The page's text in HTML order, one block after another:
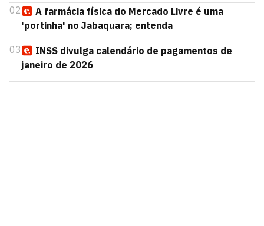
02
A farmácia física do Mercado Livre é uma
'portinha' no Jabaquara; entenda
03
INSS divulga calendário de pagamentos de
janeiro de 2026